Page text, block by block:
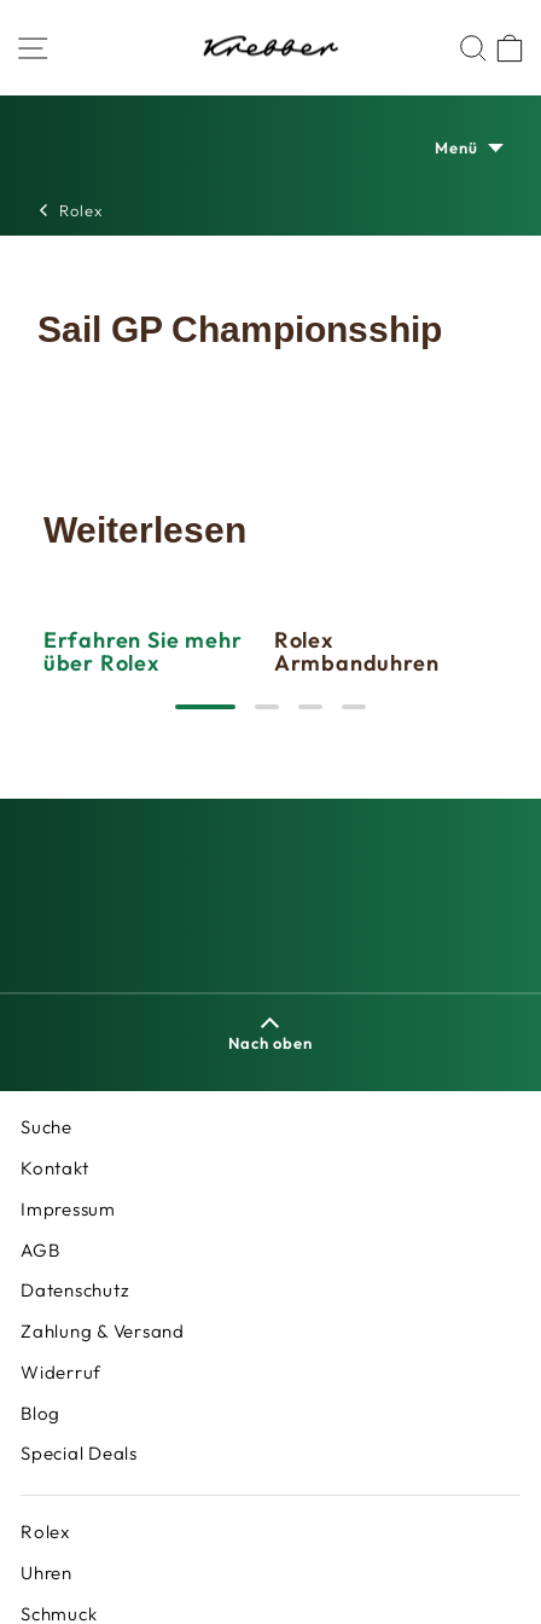
Inhalt SEITENNAVIGATIONJuwelier
Menü
Rolex
Sail GP Championsship
Weiterlesen
Erfahren Sie mehr
über Rolex
Rolex
Armbanduhren
Nach oben
Suche
Kontakt
Impressum
AGB
Datenschutz
Zahlung & Versand
Widerruf
Blog
Special Deals
Rolex
Uhren
Schmuck